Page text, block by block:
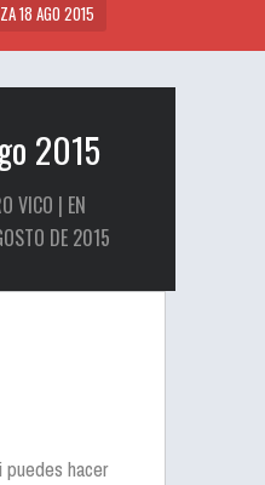
18 AGO 2015
2015
VICO | EN
DE 2015
hacer